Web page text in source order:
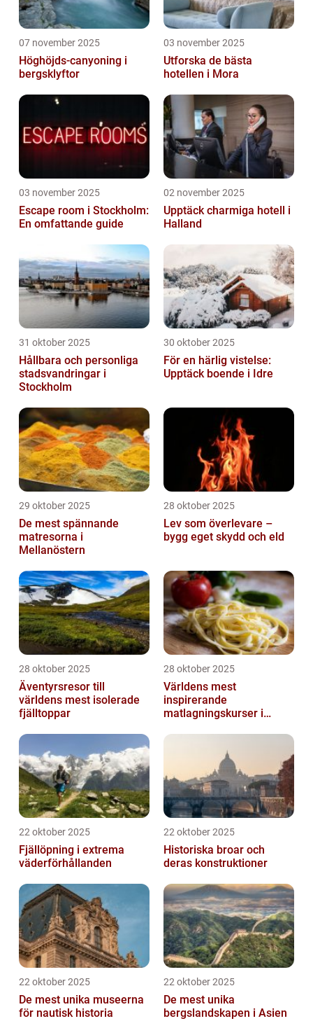
07 november 2025
Höghöjds-canyoning i
bergsklyftor
03 november 2025
Utforska de bästa
hotellen i Mora
03 november 2025
Escape room i Stockholm:
En omfattande guide
02 november 2025
Upptäck charmiga hotell i
Halland
31 oktober 2025
Hållbara och personliga
stadsvandringar i
Stockholm
30 oktober 2025
För en härlig vistelse:
Upptäck boende i Idre
29 oktober 2025
De mest spännande
matresorna i
Mellanöstern
28 oktober 2025
Lev som överlevare –
bygg eget skydd och eld
28 oktober 2025
Äventyrsresor till
världens mest isolerade
fjälltoppar
28 oktober 2025
Världens mest
inspirerande
matlagningskurser i
22 oktober 2025
Fjällöpning i extrema
väderförhållanden
22 oktober 2025
Historiska broar och
deras konstruktioner
22 oktober 2025
De mest unika museerna
för nautisk historia
22 oktober 2025
De mest unika
bergslandskapen i Asien